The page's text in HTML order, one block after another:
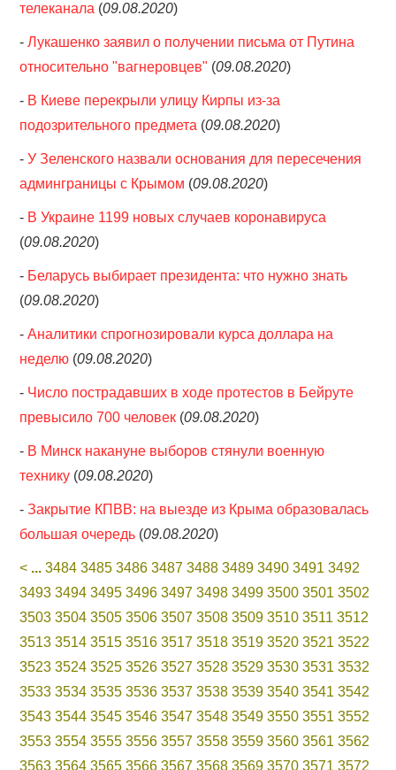
телеканала (09.08.2020)
-Лукашенко заявил о получении письма от Путина
относительно "вагнеровцев" (09.08.2020)
- В Киеве перекрыли улицу Кирпы из-за
подозрительного предмета (09.08.2020)
-У Зеленского назвали основания для пересечения
админграницы с Крымом (09.08.2020)
- В Украине 1199 новых случаев коронавируса
(09.08.2020)
- Беларусь выбирает президента: что нужно знать
(09.08.2020)
-Аналитики спрогнозировали курса доллара на
неделю (09.08.2020)
- Число пострадавших в ходе протестов в Бейруте
превысило 700 человек (09.08.2020)
- В Минск накануне выборов стянули военную
технику (09.08.2020)
-Закрытие КПВВ: на выезде из Крыма образовалась
большая очередь (09.08.2020)
< ... 3484 3485 3486 3487 3488 3489 3490 3491 3492
3493 3494 3495 3496 3497 3498 3499 3500 3501 3502
3503 3504 3505 3506 3507 3508 3509 3510 3511 3512
3513 3514 3515 3516 3517 3518 3519 3520 3521 3522
3523 3524 3525 3526 3527 3528 3529 3530 3531 3532
3533 3534 3535 3536 3537 3538 3539 3540 3541 3542
3543 3544 3545 3546 3547 3548 3549 3550 3551 3552
3553 3554 3555 3556 3557 3558 3559 3560 3561 3562
3563 3564 3565 3566 3567 3568 3569 3570 3571 3572